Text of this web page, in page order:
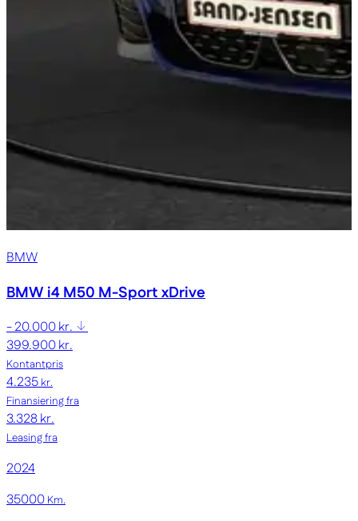
BMW
BMW i4M50 M-Sport xDrive
- 20.000 kr.
399.900 kr.
Kontantpris
4.235kr.
Finansiering fra
3.328 kr.
Leasing fra
2024
35000Km.